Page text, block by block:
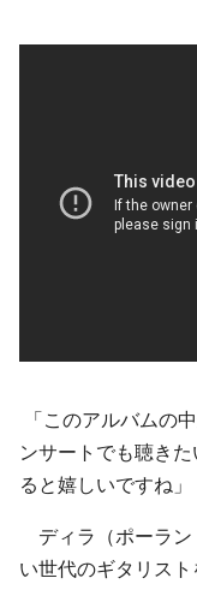
「このアルバムの
ンサートでも聴き
ると嬉しいですね」
ディラ（ポーラン
い世代のギタリス